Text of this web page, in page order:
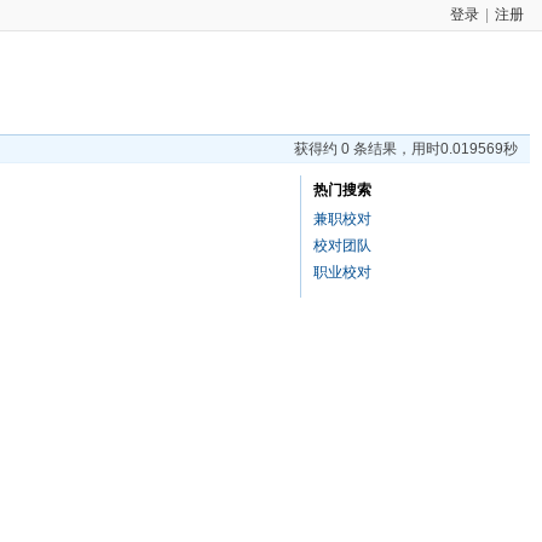
登录 注册
获得约 0 条结果，用时0.019569秒
热门搜索
兼职校对
校对团队
职业校对